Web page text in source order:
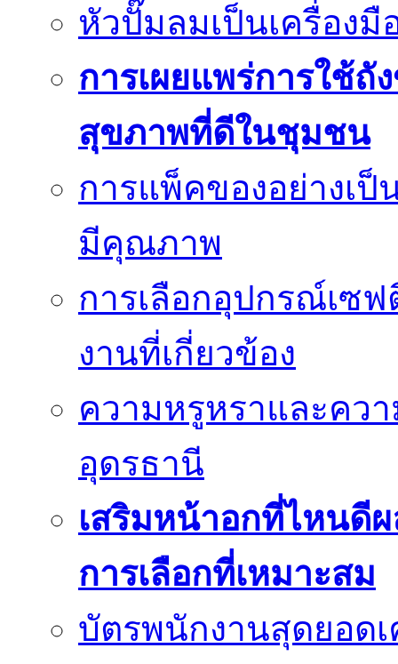
หัวปั๊มลมเป็นเครื่องมื
การเผยแพร่การใช้ถั
สุขภาพที่ดีในชุมชน
การแพ็คของอย่างเ
มีคุณภาพ
การเลือกอุปกรณ์เซ
งานที่เกี่ยวข้อง
ความหรูหราและคว
อุดรธานี
เสริมหน้าอกที่ไหนดี
การเลือกที่เหมาะสม
บัตรพนักงานสุดยอด